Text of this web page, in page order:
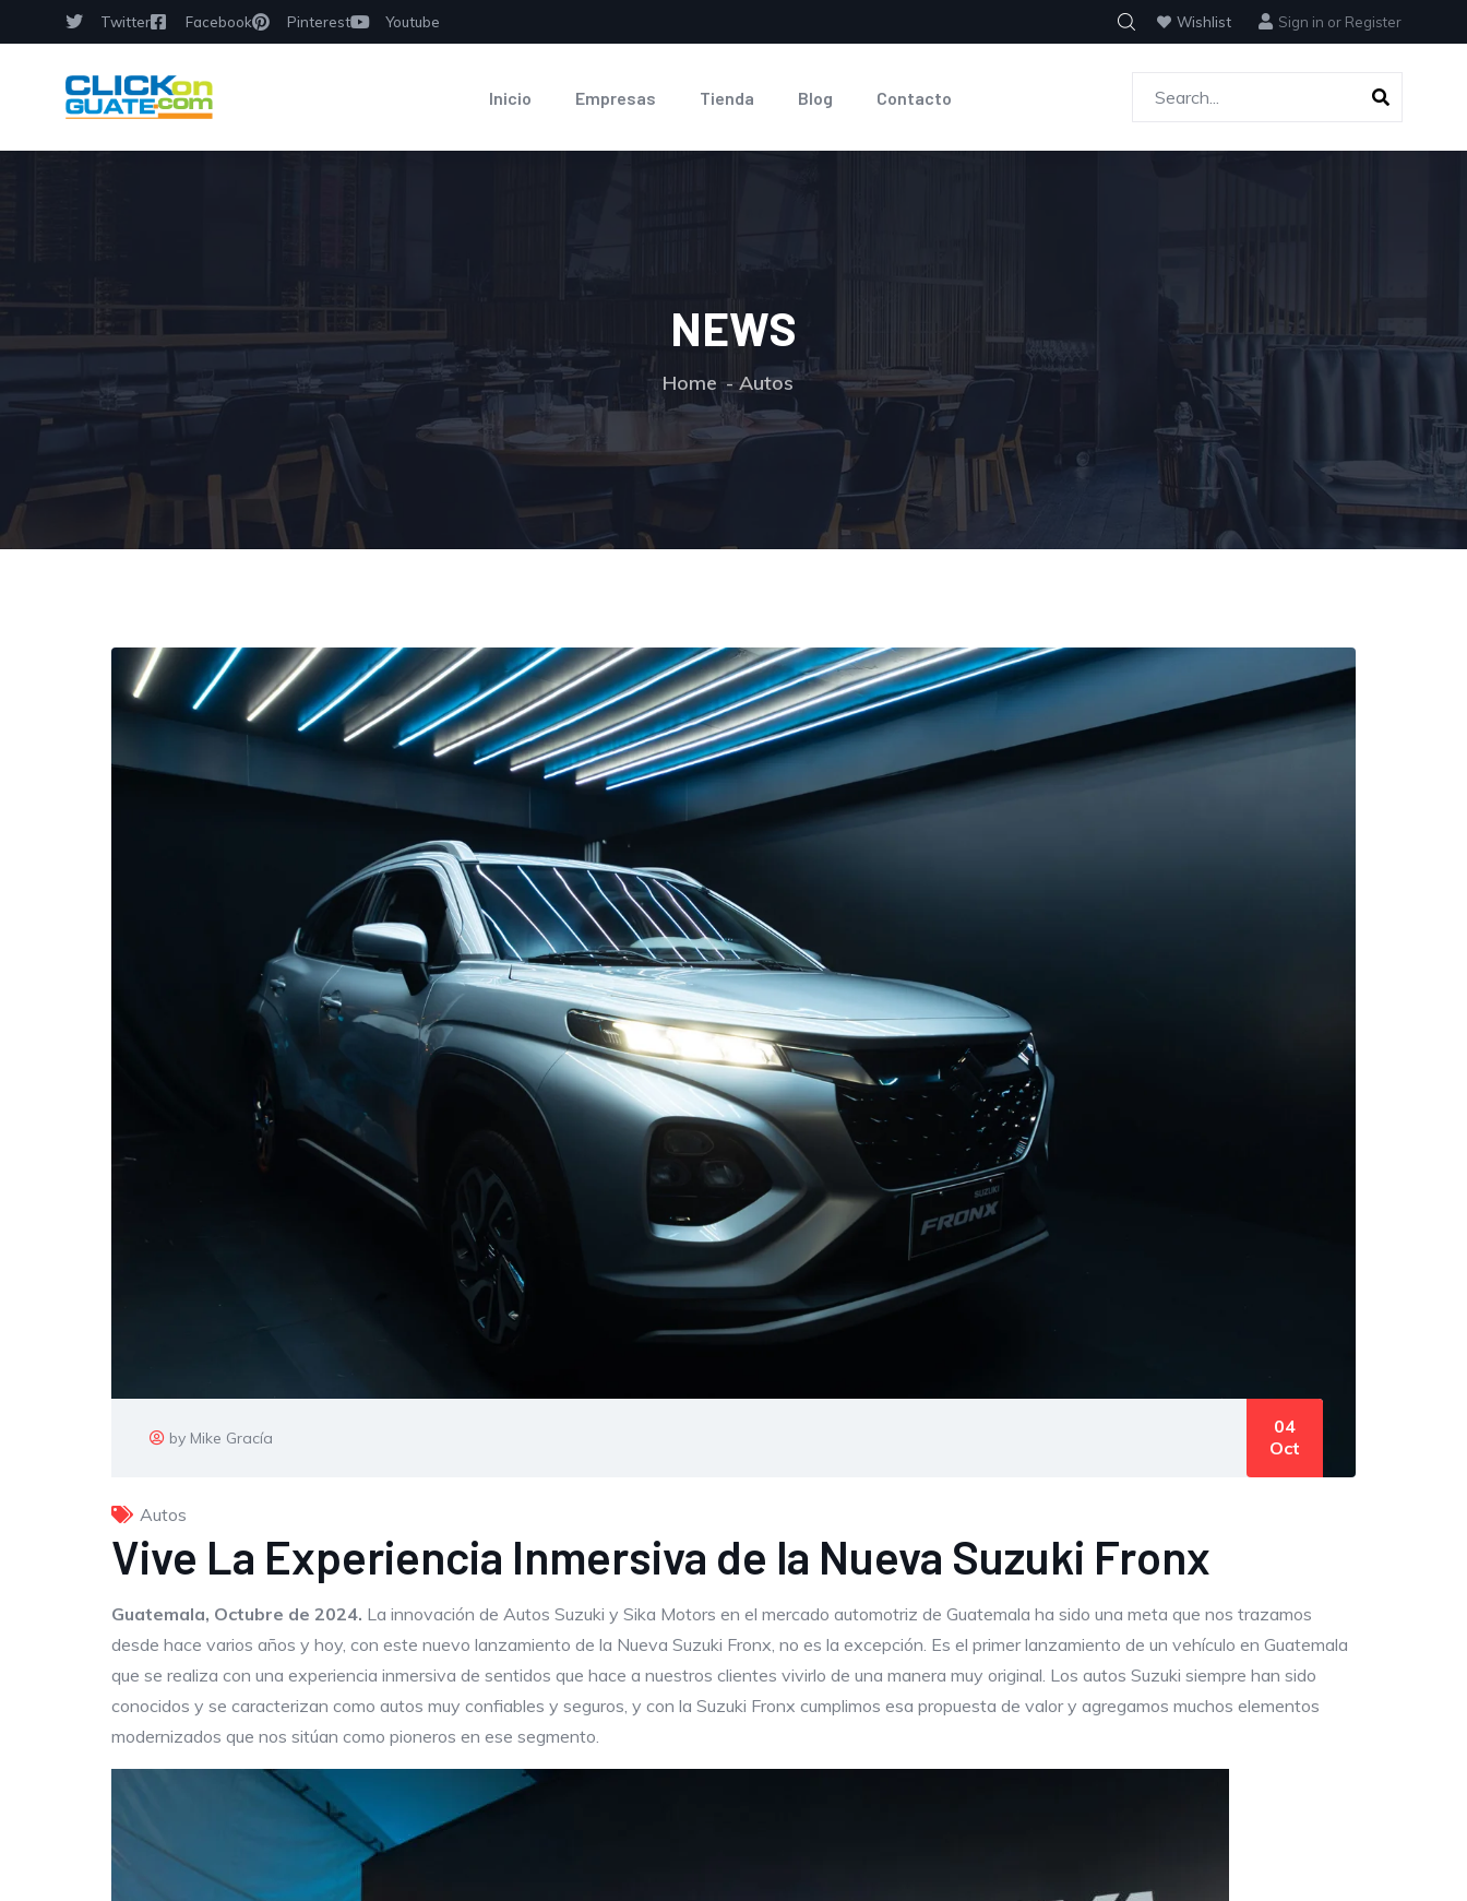
Twitter Facebook Pinterest Youtube Wishlist Sign in or Register
Inicio Empresas Tienda Blog Contacto
NEWS
Home Autos
by Mike Gracía
04
Oct
Autos
Vive La Experiencia Inmersiva de la Nueva Suzuki Fronx
Guatemala, Octubre de 2024. La innovación de Autos Suzuki y Sika Motors en el mercado automotriz de Guatemala ha sido una meta que nos trazamos
desde hace varios años y hoy, con este nuevo lanzamiento de la Nueva Suzuki Fronx, no es la excepción. Es el primer lanzamiento de un vehículo en Guatemala
que se realiza con una experiencia inmersiva de sentidos que hace a nuestros clientes vivirlo de una manera muy original. Los autos Suzuki siempre han sido
conocidos y se caracterizan como autos muy confiables y seguros, y con la Suzuki Fronx cumplimos esa propuesta de valor y agregamos muchos elementos
modernizados que nos sitúan como pioneros en ese segmento.